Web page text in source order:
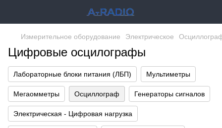
Измерительное оборудование Электрическое
Цифровые осцилографы
Лабораторные блоки питания (ЛБП) Мультиметры
Мегаомметры Осциллограф Генераторы сигналов
Электрическая - Цифровая нагрузка